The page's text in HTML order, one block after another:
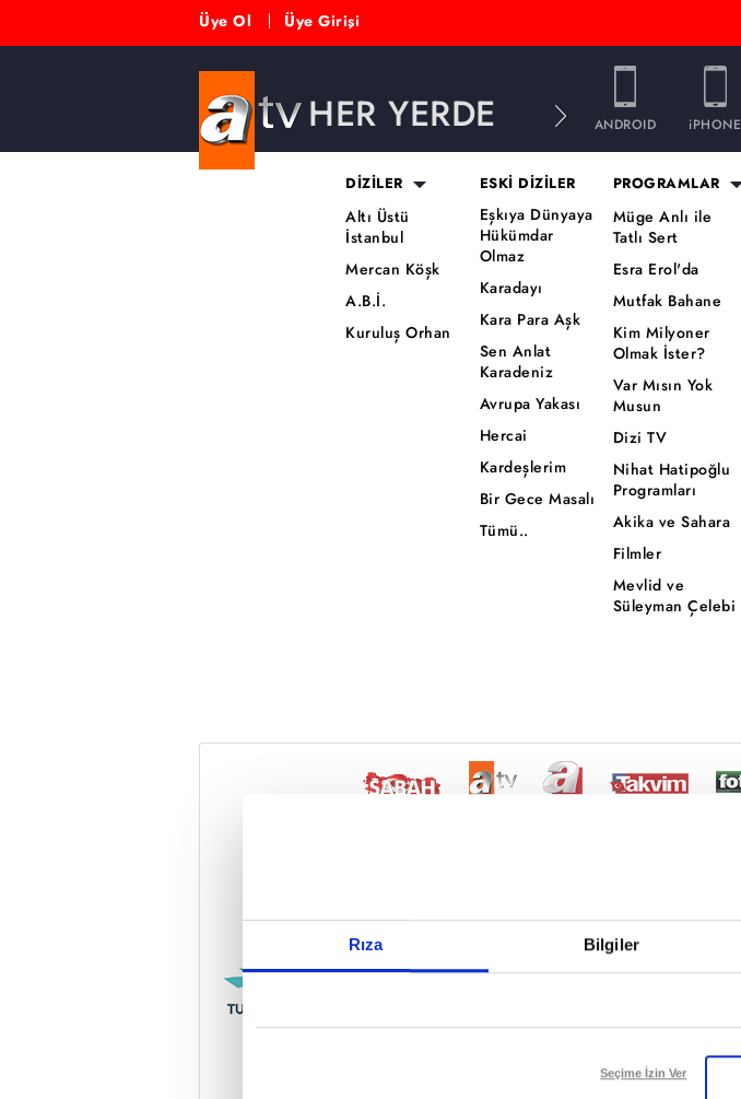
Rıza Bilgiler
Reddet
Seçime İzin Ver
Üye Ol Üye Girişi
HER YERDE ANDROID iPHONE
DİZİLER
Altı Üstü
İstanbul
Mercan Köşk
A.B.İ.
Kuruluş Orhan
ESKİ DİZİLER
Eşkıya Dünyaya
Hükümdar
Olmaz
Karadayı
Kara Para Aşk
Sen Anlat
Karadeniz
Avrupa Yakası
Hercai
Kardeşlerim
Bir Gece Masalı
Tümü..
PROGRAMLAR
Müge Anlı ile
Tatlı Sert
Esra Erol'da
Mutfak Bahane
Kim Milyoner
Olmak İster?
Var Mısın Yok
Musun
Dizi TV
Nihat Hatipoğlu
Programları
Akika ve Sahara
Filmler
Mevlid ve
Süleyman Çelebi